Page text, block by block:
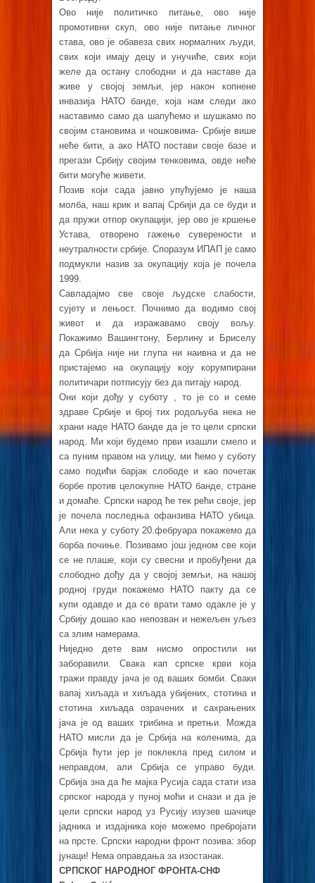
Ово није политичко питање, ово није
промотивни скуп, ово није питање личног
става, ово је обавеза свих нормалних људи,
свих који имају децу и унучиће, свих који
желе да остану слободни и да наставе да
живе у својој земљи, јер након копнене
инвазија НАТО банде, која нам следи ако
наставимо само да шапућемо и шушкамо по
својим становима и чошковима- Србије више
неће бити, а ако НАТО постави своје базе и
прегази Србију својим тенковима, овде неће
бити могуће живети.
Позив који сада јавно упућујемо је наша
молба, наш крик и вапај Србији да се буди и
да пружи отпор окупацији, јер ово је кршење
Устава, отворено гажење суверености и
неутралности србије. Споразум ИПАП је само
подмукли назив за окупацију која је почела
1999.
Савладајмо све своје људске слабости,
сујету и лењост. Почнимо да водимо свој
живот и да изражавамо своју вољу.
Покажимо Вашингтону, Берлину и Бриселу
да Србија није ни глупа ни наивна и да не
пристајемо на окупацију коју корумпирани
политичари потписују без да питају народ.
Они који дођу у суботу , то је со и семе
здраве Србије и број тих родољуба нека не
храни наде НАТО банде да је то цели српски
народ. Ми који будемо први изашли смело и
са пуним правом на улицу, ми ћемо у суботу
само подићи барјак слободе и као почетак
борбе против целокупне НАТО банде, стране
и домаће. Српски народ ће тек рећи своје, јер
је почела последња офанзива НАТО убица.
Али нека у суботу 20.фебруара покажемо да
борба почиње. Позивамо још једном све који
се не плаше, који су свесни и пробуђени да
слободно дођу да у својој земљи, на нашој
родној груди покажемо НАТО пакту да се
купи одавде и да се врати тамо одакле је у
Србију дошао као непозван и нежељен уљез
са злим намерама.
Ниједно дете вам нисмо опростили ни
заборавили. Свака кап српске крви која
тражи правду јача је од ваших бомби. Сваки
вапај хиљада и хиљада убијених, стотина и
стотина хиљада озрачених и сахрањених
јача је од ваших трибина и претњи. Можда
НАТО мисли да је Србија на коленима, да
Србија ћути јер је поклекла пред силом и
неправдом, али Србија се управо буди.
Србија зна да ће мајка Русија сада стати иза
српског народа у пуној моћи и снази и да је
цели српски народ уз Русију изузев шачице
јадника и издајника које можемо пребројати
на прсте. Српски народни фронт позива: збор
јунаци! Нема оправдања за изостанак.
СРПСКОГ НАРОДНОГ ФРОНТА-СНФ